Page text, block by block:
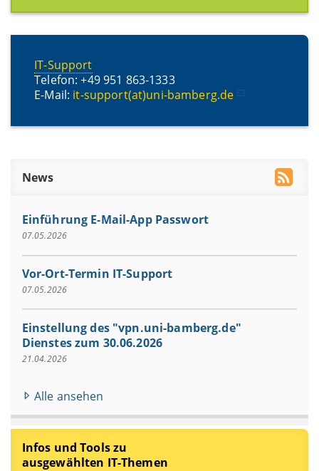
Infos und Tools zu
ausgewählten IT-Themen
IT-Support
Telefon: +49 951 863-1333
E-Mail: it-support(at)uni-bamberg.de
News
Einführung E-Mail-App Passwort
07.05.2026
Vor-Ort-Termin IT-Support
07.05.2026
Einstellung des "vpn.uni-bamberg.de"
Dienstes zum 30.06.2026
21.04.2026
Alle ansehen